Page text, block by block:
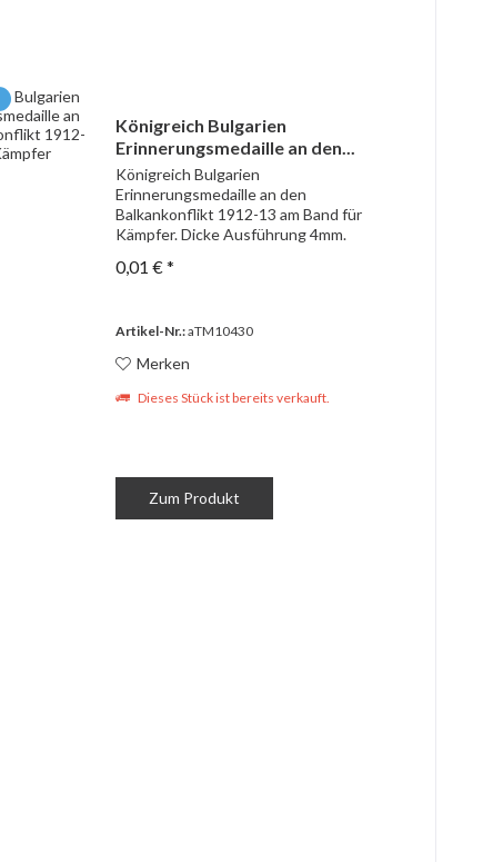
Königreich Bulgarien
Erinnerungsmedaille an den...
Königreich Bulgarien
Erinnerungsmedaille an den
Balkankonflikt 1912-13 am Band für
Kämpfer. Dicke Ausführung 4mm.
0,01 € *
Artikel-Nr.:aTM10430
Merken
Dieses Stück ist bereits verkauft.
Zum Produkt